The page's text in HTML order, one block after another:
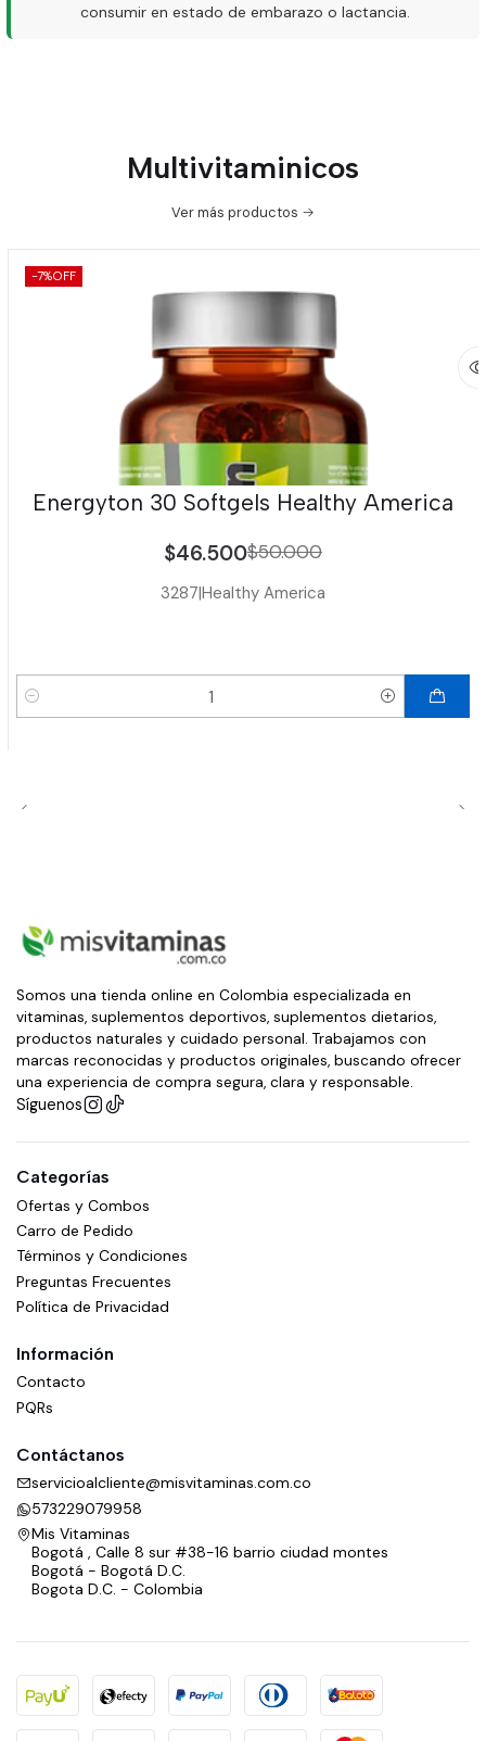
consumir en estado de embarazo o lactancia.
Multivitaminicos
Ver más productos
-7%OFF
Energyton 30 Softgels Healthy America
$46.500$50.000
3287|Healthy America
Cantidad
Somos una tienda online en Colombia especializada en
vitaminas, suplementos deportivos, suplementos dietarios,
productos naturales y cuidado personal. Trabajamos con
marcas reconocidas y productos originales, buscando ofrecer
una experiencia de compra segura, clara y responsable.
Síguenos
Categorías
Ofertas y Combos
Carro de Pedido
Términos y Condiciones
Preguntas Frecuentes
Política de Privacidad
Información
Contacto
PQRs
Contáctanos
servicioalcliente@misvitaminas.com.co
573229079958
Mis Vitaminas
Bogotá , Calle 8 sur #38-16 barrio ciudad montes
Bogotá - Bogotá D.C.
Bogota D.C. - Colombia